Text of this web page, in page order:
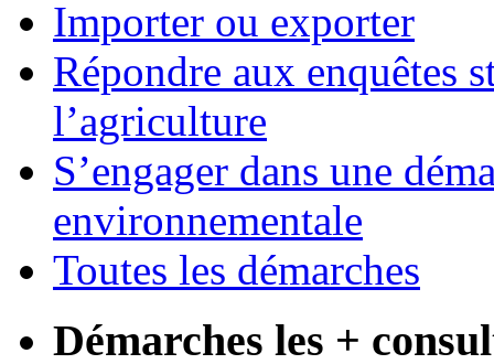
Importer ou exporter
Répondre aux enquêtes
l’agriculture
S’engager dans une
environnementale
Toutes les démarches
Démarches les +